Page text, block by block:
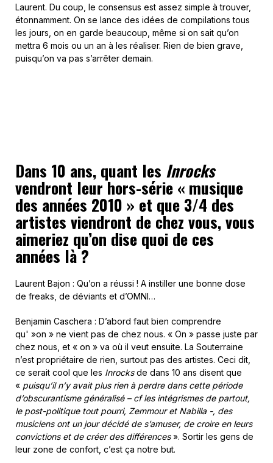
Laurent. Du coup, le consensus est assez simple à trouver,
étonnamment. On se lance des idées de compilations tous
les jours, on en garde beaucoup, même si on sait qu’on
mettra 6 mois ou un an à les réaliser. Rien de bien grave,
puisqu’on va pas s’arrêter demain.
Dans 10 ans, quant les Inrocks
vendront leur hors-série « musique
des années 2010 » et que 3/4 des
artistes viendront de chez vous, vous
aimeriez qu’on dise quoi de ces
années là ?
Laurent Bajon : Qu’on a réussi ! A instiller une bonne dose
de freaks, de déviants et d’OMNI…
Benjamin Caschera : D’abord faut bien comprendre
qu' »on » ne vient pas de chez nous. « On » passe juste par
chez nous, et « on » va où il veut ensuite. La Souterraine
n’est propriétaire de rien, surtout pas des artistes. Ceci dit,
ce serait cool que les Inrocksde dans 10 ans disent que
« puisqu’il n’y avait plus rien à perdre dans cette période
d’obscurantisme généralisé – cf les intégrismes de partout,
le post-politique tout pourri, Zemmour et Nabilla -, des
musiciens ont un jour décidé de s’amuser, de croire en leurs
convictions et de créer des différences». Sortir les gens de
leur zone de confort, c’est ça notre but.